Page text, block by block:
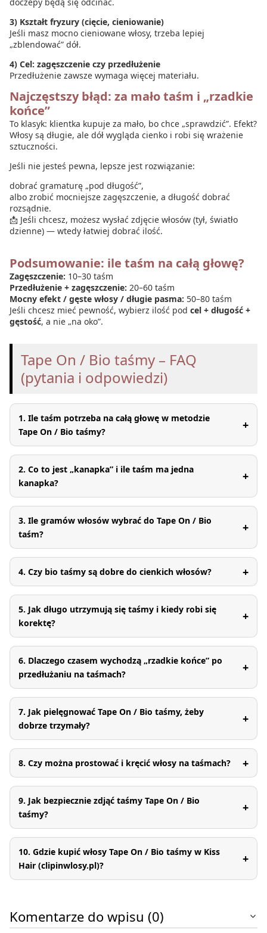
3) Kształt fryzury (cięcie, cieniowanie)
Jeśli masz mocno cieniowane włosy, trzeba lepiej
„zblendować” dół.
4) Cel: zagęszczenie czy przedłużenie
Przedłużenie zawsze wymaga więcej materiału.
Najczęstszy błąd: za mało taśm i „rzadkie
końce”
To klasyk: klientka kupuje za mało, bo chce „sprawdzić”. Efekt?
Włosy są długie, ale dół wygląda cienko i robi się wrażenie
sztuczności.
Jeśli nie jesteś pewna, lepsze jest rozwiązanie:
dobrać gramaturę „pod długość”,
albo zrobić mocniejsze zagęszczenie, a długość dobrać
rozsądnie.
📩 Jeśli chcesz, możesz wysłać zdjęcie włosów (tył, światło
dzienne) — wtedy łatwiej dobrać ilość.
Podsumowanie: ile taśm na całą głowę?
Zagęszczenie: 10–30 taśm
Przedłużenie + zagęszczenie: 20–60 taśm
Mocny efekt / gęste włosy / długie pasma: 50–80 taśm
Jeśli chcesz mieć pewność, wybierz ilość pod cel + długość +
gęstość, a nie „na oko”.
Tape On / Bio taśmy – FAQ
(pytania i odpowiedzi)
1. Ile taśm potrzeba na całą głowę w metodzie
Tape On / Bio taśmy?
+
2. Co to jest „kanapka” i ile taśm ma jedna
kanapka?
+
3. Ile gramów włosów wybrać do Tape On / Bio
taśm?
+
4. Czy bio taśmy są dobre do cienkich włosów? +
5. Jak długo utrzymują się taśmy i kiedy robi się
korektę?
+
6. Dlaczego czasem wychodzą „rzadkie końce” po
przedłużaniu na taśmach?
+
7. Jak pielęgnować Tape On / Bio taśmy, żeby
dobrze trzymały?
+
8. Czy można prostować i kręcić włosy na taśmach? +
9. Jak bezpiecznie zdjąć taśmy Tape On / Bio
taśmy?
+
10. Gdzie kupić włosy Tape On / Bio taśmy w Kiss
Hair (clipinwlosy.pl)?
+
Komentarze do wpisu (0)